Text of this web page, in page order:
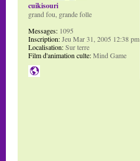
cuikisouri
grand fou, grande folle
Messages: 1095
Inscription:Jeu Mar 31, 2005 12:38 pm
Localisation:Sur terre
Film d'animation culte:Mind Game